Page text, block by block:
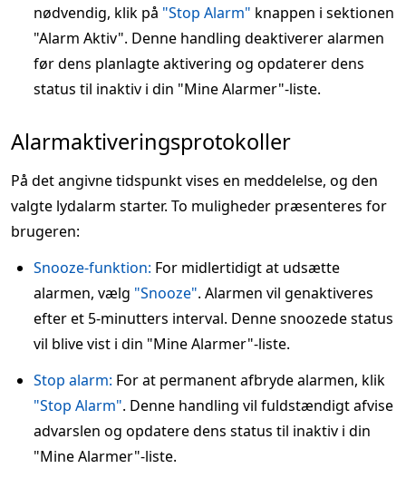
nødvendig, klik på "Stop Alarm" knappen i sektionen
"Alarm Aktiv". Denne handling deaktiverer alarmen
før dens planlagte aktivering og opdaterer dens
status til inaktiv i din "Mine Alarmer"-liste.
Alarmaktiveringsprotokoller
På det angivne tidspunkt vises en meddelelse, og den
valgte lydalarm starter. To muligheder præsenteres for
brugeren:
Snooze-funktion: For midlertidigt at udsætte
alarmen, vælg "Snooze". Alarmen vil genaktiveres
efter et 5-minutters interval. Denne snoozede status
vil blive vist i din "Mine Alarmer"-liste.
Stop alarm: For at permanent afbryde alarmen, klik
"Stop Alarm". Denne handling vil fuldstændigt afvise
advarslen og opdatere dens status til inaktiv i din
"Mine Alarmer"-liste.